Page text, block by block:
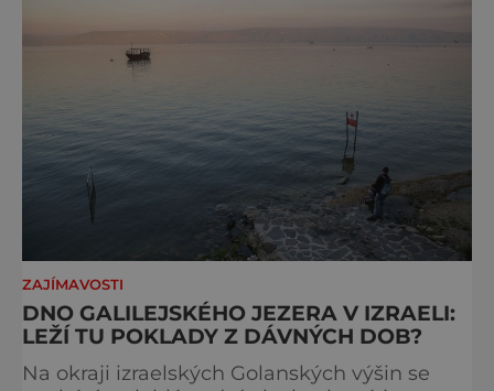
ZAJÍMAVOSTI
DNO GALILEJSKÉHO JEZERA V IZRAELI:
LEŽÍ TU POKLADY Z DÁVNÝCH DOB?
Na okraji izraelských Golanských výšin se